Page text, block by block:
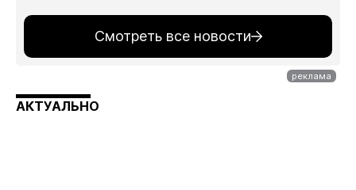
Смотреть все новости
АКТУАЛЬНО